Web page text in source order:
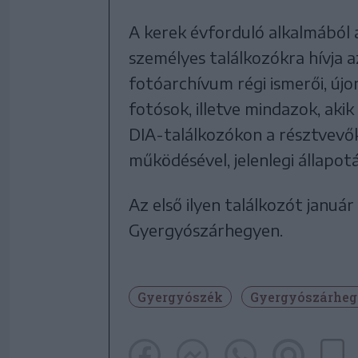
A kerek évforduló alkalmából
személyes találkozókra hívja
fotóarchívum régi ismerői,
fotósok, illetve mindazok,
DIA-találkozókon a
működésével, jelenlegi
Az első ilyen találkozót
Gyergyószárhegyen.
Gyergyószék